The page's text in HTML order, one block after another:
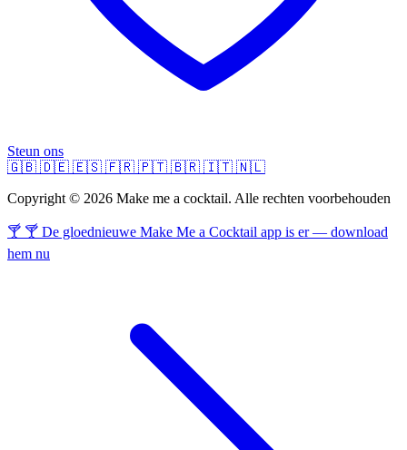
Steun ons
🇬🇧 🇩🇪 🇪🇸 🇫🇷 🇵🇹 🇧🇷 🇮🇹 🇳🇱
Copyright © 2026 Make me a cocktail. Alle rechten voorbehouden
🍸 🍸 De gloednieuwe Make Me a Cocktail app is er — download
hem nu